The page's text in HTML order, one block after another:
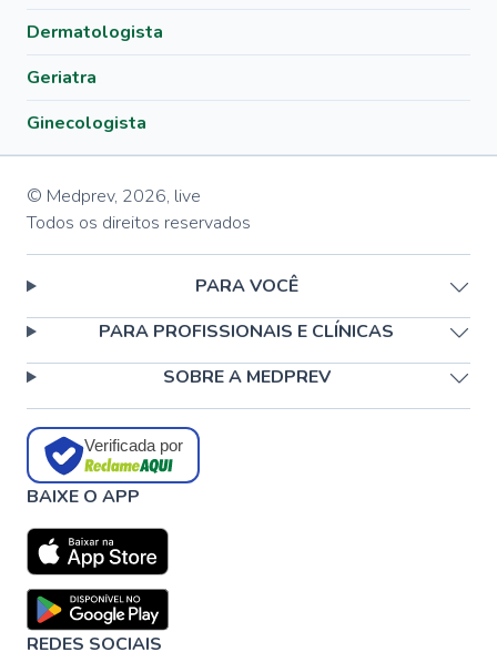
Dermatologista
Geriatra
Ginecologista
© Medprev, 2026, live
Todos os direitos reservados
PARA VOCÊ
PARA PROFISSIONAIS E CLÍNICAS
SOBRE A MEDPREV
Verificada por
BAIXE O APP
REDES SOCIAIS